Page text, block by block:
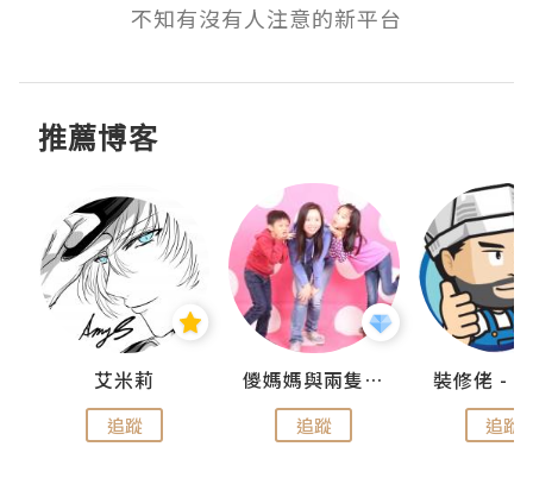
不知有沒有人注意的新平台
推薦博客
艾米莉
追蹤
儍媽媽與兩隻小魔怪之家
追蹤 追蹤